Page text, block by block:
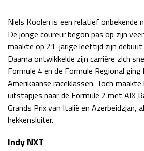
Kwalificatie
Race
LAS VEGAS GRAND PRIX 2026
Kwalificatie
Race
GP ABU DHABI 2026
Kwalificatie
Niels Koolen is een relatief onbekende
De jonge coureur begon pas op zijn
maakte op 21-jarige leeftijd zijn
Daarna ontwikkelde zijn carrière zich
Formule 4 en de Formule Regional
Amerikaanse raceklassen. Toch
uitstapjes naar de Formule 2 met AIX
Grands Prix van Italië en Azerbeidzjan,
hekkensluiter.
Indy NXT